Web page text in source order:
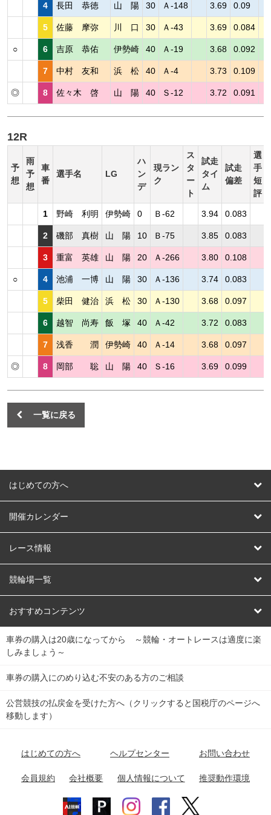
4 長田 恭徳 山 陽 30 Ａ-148 3.69 0.09
5 佐藤 摩弥 川 口 30 Ａ-43 3.69 0.084
○ 6 吉原 恭佑 伊勢崎 40 Ａ-19 3.68 0.092
7 中村 友和 浜 松 40 Ａ-4 3.73 0.109
◎ 8 佐々木 啓 山 陽 40 Ｓ-12 3.72 0.091
12R
予
想
雨
予
想
車
番
選手名 LG
ハ
ン
デ
現ラン
ク
ス
タ
ー
ト
試走
タイ
ム
試走
偏差
選
手
短
評
1 野崎 利明 伊勢崎 0 Ｂ-62 3.94 0.083
2 磯部 真樹 山 陽 10 Ｂ-75 3.85 0.083
3 重富 英雄 山 陽 20 Ａ-266 3.80 0.108
○ 4 池浦 一博 山 陽 30 Ａ-136 3.74 0.083
5 柴田 健治 浜 松 30 Ａ-130 3.68 0.097
6 越智 尚寿 飯 塚 40 Ａ-42 3.72 0.083
7 浅香 潤 伊勢崎 40 Ａ-14 3.68 0.097
◎ 8 岡部 聡 山 陽 40 Ｓ-16 3.69 0.099
一覧に戻る
はじめての方へ
はじめての方へ
開催カレンダー
競輪
オートレース
競輪くじ
Dokanto!
チャリロトプラザ
レース情報
レース予想
レース結果
キャリーオーバー一覧
競輪場一覧
北日本 函館競輪場
関
東
弥彦競輪場 前橋競輪場 取手競輪場 宇都宮競輪場
関
東
小田原競輪場
名古屋競輪場 岐阜競輪場 大垣競輪場 豊橋競輪場
富山競輪場 松阪競輪場 四日市競輪場
福井競輪場 奈良競輪場 向日町競輪場
おすすめコンテンツ
競輪選手情報
Perfecta Navi
netkeirin
車券の購入は20歳になってから ～競輪・オートレースは適度に楽
しみましょう～
車券の購入にのめり込む不安のある方のご相談
公営競技の払戻金を受けた方へ（クリックすると国税庁のページへ
移動します）
はじめての方へ ヘルプセンター お問い合わせ
会員規約 会社概要 個人情報について 推奨動作環境